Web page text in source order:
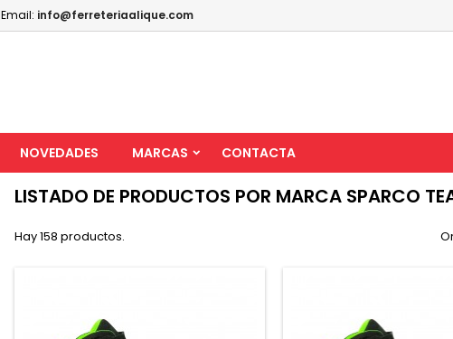
Email: info@ferreteriaalique.com
NOVEDADES MARCAS CONTACTA
LISTADO DE PRODUCTOS POR MARCA SPARCO
Hay 158 productos.